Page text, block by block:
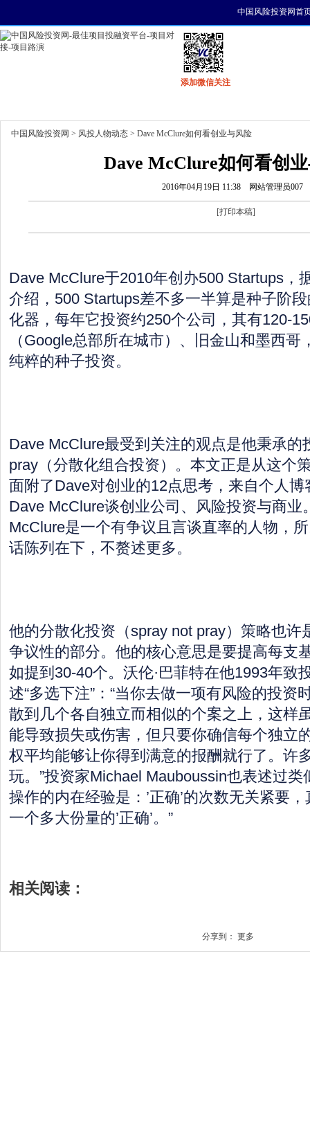
中国风险投资网首
添加微信关注
中国风险投资网 > 风投人物动态 > Dave McClure如何看创业与风险
Dave McClure如何看创
2016年04月19日 11:38 网站管理员007
[打印本稿]
Dave McClure于2010年创办500 Startups，
介绍，500 Startups差不多一半算是种子阶
化器，每年它投资约250个公司，其有120-
（Google总部所在城市）、旧金山和墨西哥
纯粹的种子投资。
Dave McClure最受到关注的观点是他秉承的
pray（分散化组合投资）。本文正是从这个
面附了Dave对创业的12点思考，来自个人
Dave McClure谈创业公司、风险投资与商业
McClure是一个有争议且言谈直率的人物，
话陈列在下，不赘述更多。
他的分散化投资（spray not pray）策略也许
争议性的部分。他的核心意思是要提高每支
如提到30-40个。沃伦·巴菲特在他1993年致
述“多选下注”：“当你去做一项有风险的投资
散到几个各自独立而相似的个案之上，这样
能导致损失或伤害，但只要你确信每个独立
权平均能够让你得到满意的报酬就行了。许
玩。”投资家Michael Mauboussin也表述过类
操作的内在经验是：’正确’的次数无关紧要
一个多大份量的’正确’。”
相关阅读：
分享到： 更多